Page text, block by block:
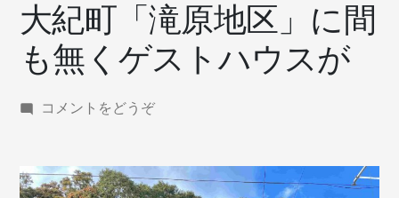
大紀町「滝原地区」に間
も無くゲストハウスが
コメントをどうぞ(大
「滝
原